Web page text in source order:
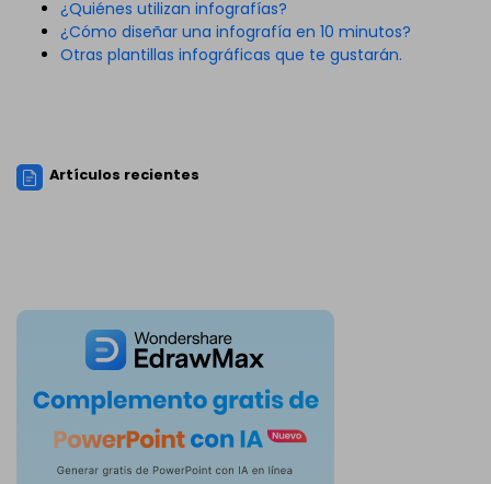
¿Quiénes utilizan infografías?
¿Cómo diseñar una infografía en 10 minutos?
Otras plantillas infográficas que te gustarán.
Artículos recientes